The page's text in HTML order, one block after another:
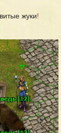
жуки!